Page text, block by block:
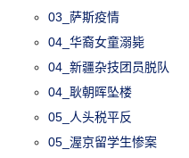
03_萨斯疫情
04_华裔女童溺毙
04_新疆杂技团员脱队
04_耿朝晖坠楼
05_人头税平反
05_渥京留学生惨案